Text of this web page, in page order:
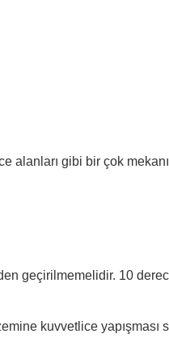
alanları gibi bir çok
geçirilmemelidir. 10
kuvvetlice yapışması